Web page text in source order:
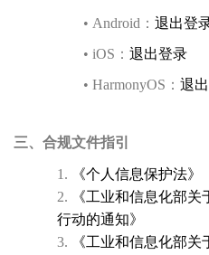
• Android： 退出登
• iOS： 退出登录
• HarmonyOS： 退
三、合规文件指引
1.
《个人信息保护法》
2.
《工业和信息化部
行动的通知》
3.
《工业和信息化部